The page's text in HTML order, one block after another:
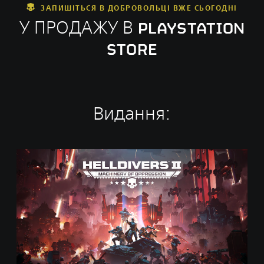
ЗАПИШІТЬСЯ В ДОБРОВОЛЬЦІ ВЖЕ СЬОГОДНІ
У ПРОДАЖУ В PLAYSTATION
STORE
Видання:
С
т
а
а
р
т
н
е